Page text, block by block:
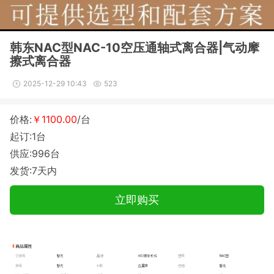
韩东NAC型NAC-10空压通轴式离合器|气动摩
擦式离合器
2025-12-29 10:43 523
价格: ￥1100.00/台
起订:1台
供应:996台
发货:7天内
立即购买